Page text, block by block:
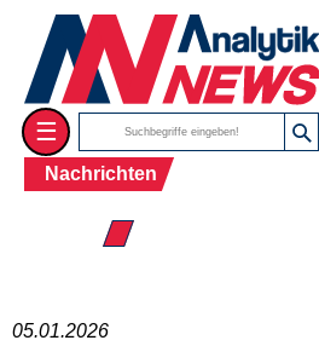
☰
Nachrichten
☰ 2026
05.01.2026